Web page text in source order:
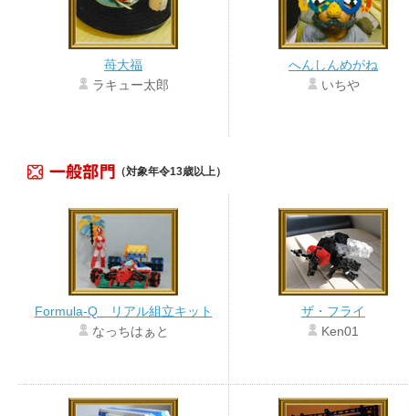
苺大福
ラキュー太郎
へんしんめがね
いちや
（対象年令13歳以上）
Formula-Q リアル組立キット
なっちはぁと
ザ・フライ
Ken01